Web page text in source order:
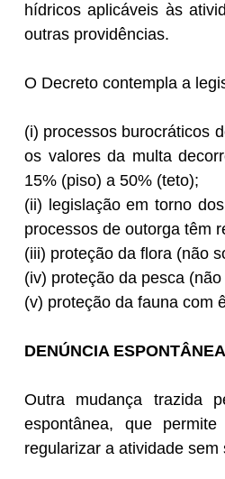
hídricos aplicáveis às
outras providências.
O Decreto contempla a
(i) processos burocráticos
os valores da multa
15% (piso) a 50% (teto);
(ii) legislação em torno
processos de outorga têm
(iii) proteção da flora (não
(iv) proteção da pesca
(v) proteção da fauna com
DENÚNCIA
Outra mudança trazida
espontânea, que
regularizar a atividade